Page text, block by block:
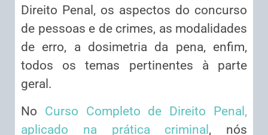
Direito Penal, os aspectos do concurso
de pessoas e de crimes, as modalidades
de erro, a dosimetria da pena, enfim,
todos os temas pertinentes à parte
geral.
No Curso Completo de Direito Penal,
aplicado na prática criminal , nós